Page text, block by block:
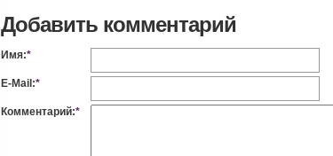
Добавить комментарий
Имя:*
E-Mail:*
Комментарий:*